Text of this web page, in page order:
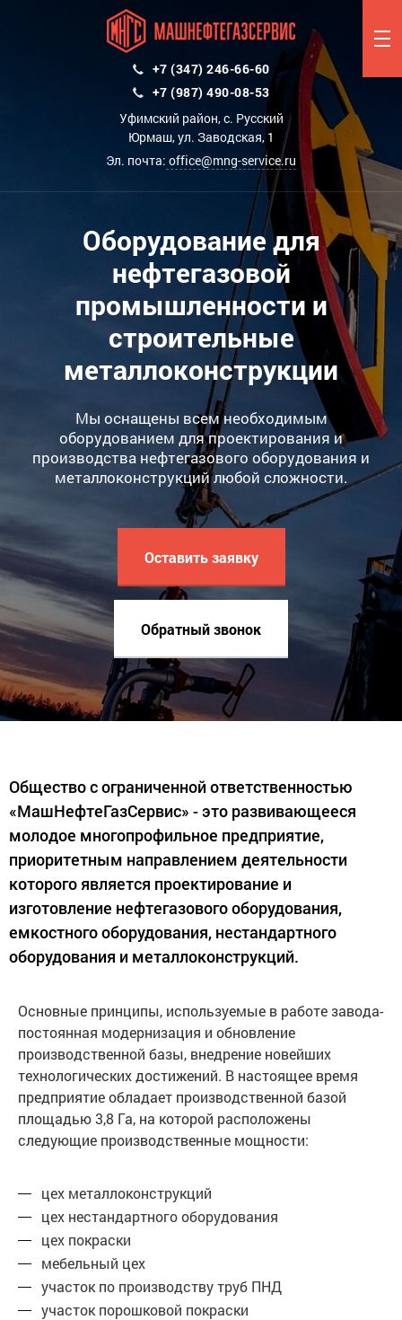
+7 (347) 246-66-60
+7 (987) 490-08-53
Уфимский район, с. Русский
Юрмаш, ул. Заводская, 1
Эл. почта: office@mng-service.ru
Оборудование для
нефтегазовой
промышленности и
строительные
металлоконструкции
Мы оснащены всем необходимым
оборудованием для проектирования и
производства нефтегазового оборудования и
металлоконструкций любой сложности.
Оставить заявку
Обратный звонок
Общество с ограниченной ответственностью
«МашНефтеГазСервис» - это развивающееся
молодое многопрофильное предприятие,
приоритетным направлением деятельности
которого является проектирование и
изготовление нефтегазового оборудования,
емкостного оборудования, нестандартного
оборудования и металлоконструкций.
Основные принципы, используемые в работе завода-
постоянная модернизация и обновление
производственной базы, внедрение новейших
технологических достижений. В настоящее время
предприятие обладает производственной базой
площадью 3,8 Га, на которой расположены
следующие производственные мощности:
цех металлоконструкций
цех нестандартного оборудования
цех покраски
мебельный цех
участок по производству труб ПНД
участок порошковой покраски